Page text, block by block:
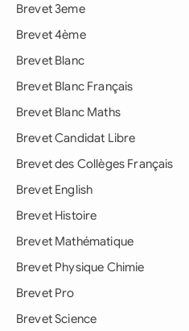
Brevet 3eme
Brevet 4ème
Brevet Blanc
Brevet Blanc Français
Brevet Blanc Maths
Brevet Candidat Libre
Brevet des Collèges Français
Brevet English
Brevet Histoire
Brevet Mathématique
Brevet Physique Chimie
Brevet Pro
Brevet Science